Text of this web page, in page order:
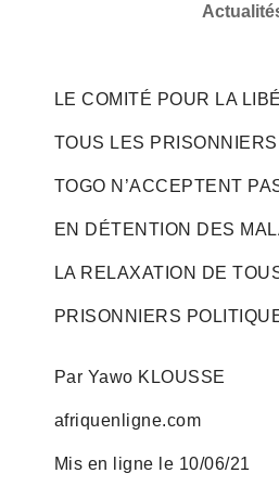
LE COMITÉ POUR LA
TOUS LES
TOGO N’ACCEPTENT
EN DÉTENTION DES
LA RELAXATION DE
PRISONNIERS
Par Yawo KLOUSSE
afriquenligne.com
Mis en ligne le 10/06/21